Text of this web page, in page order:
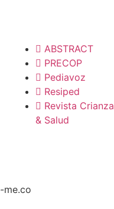
ABSTRACT
PRECOP
Pediavoz
Resiped
Revista Crianza
& Salud
me.co